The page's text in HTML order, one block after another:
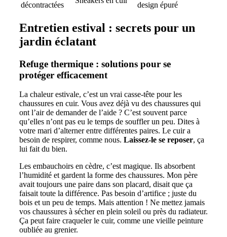
décontractées
design épuré
Entretien estival : secrets pour un
jardin éclatant
Refuge thermique : solutions pour se
protéger efficacement
La chaleur estivale, c’est un vrai casse-tête pour les
chaussures en cuir. Vous avez déjà vu des chaussures qui
ont l’air de demander de l’aide ? C’est souvent parce
qu’elles n’ont pas eu le temps de souffler un peu. Dites à
votre mari d’alterner entre différentes paires. Le cuir a
besoin de respirer, comme nous. Laissez-le se reposer, ça
lui fait du bien.
Les embauchoirs en cèdre, c’est magique. Ils absorbent
l’humidité et gardent la forme des chaussures. Mon père
avait toujours une paire dans son placard, disait que ça
faisait toute la différence. Pas besoin d’artifice ; juste du
bois et un peu de temps. Mais attention ! Ne mettez jamais
vos chaussures à sécher en plein soleil ou près du radiateur.
Ça peut faire craqueler le cuir, comme une vieille peinture
oubliée au grenier.